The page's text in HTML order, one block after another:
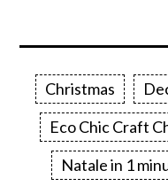
Christmas
Eco Chic Craft
Natale in 1